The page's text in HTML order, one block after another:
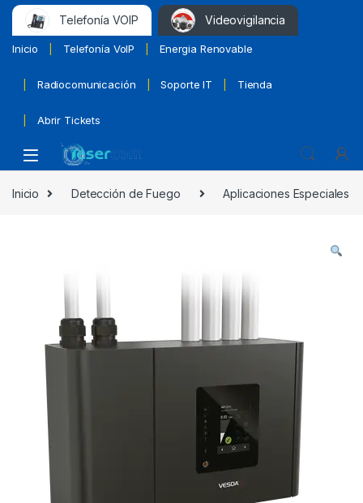
Telefonía VOIP Videovigilancia
Inicio Telefonía VoIP Energia Renovable
Radiocomunicación Soporte IT Tienda
Abrir Tickets
Inicio Detección de Fuego Aplicaciones Especiales